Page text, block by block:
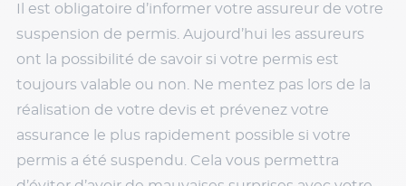
Il est obligatoire d’informer votre assureur de votre
suspension de permis. Aujourd’hui les assureurs
ont la possibilité de savoir si votre permis est
toujours valable ou non. Ne mentez pas lors de la
réalisation de votre devis et prévenez votre
assurance le plus rapidement possible si votre
permis a été suspendu. Cela vous permettra